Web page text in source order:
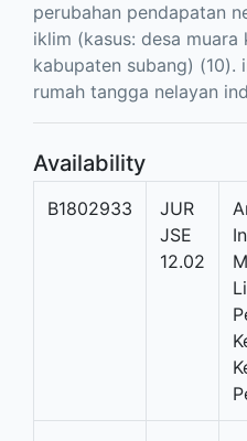
perubahan pendapatan
iklim (kasus: desa muara
kabupaten subang) (10).
rumah tangga nelayan
Availability
B1802933
JUR
JSE
12.02